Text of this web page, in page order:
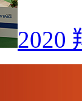
2020